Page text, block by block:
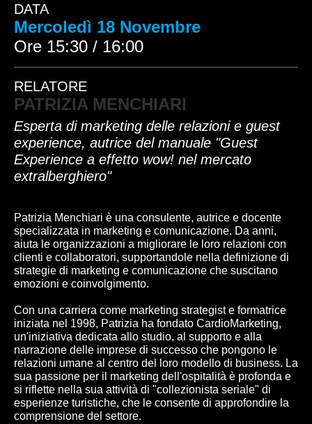
DATA
Mercoledì 18 Novembre
Ore 15:30 / 16:00
RELATORE
PATRIZIA MENCHIARI
Esperta di marketing delle relazioni e guest
experience, autrice del manuale "Guest
Experience a effetto wow! nel mercato
extralberghiero"
Patrizia Menchiari è una consulente, autrice e docente
specializzata in marketing e comunicazione. Da anni,
aiuta le organizzazioni a migliorare le loro relazioni con
clienti e collaboratori, supportandole nella definizione di
strategie di marketing e comunicazione che suscitano
emozioni e coinvolgimento.
Con una carriera come marketing strategist e formatrice
iniziata nel 1998, Patrizia ha fondato CardioMarketing,
un'iniziativa dedicata allo studio, al supporto e alla
narrazione delle imprese di successo che pongono le
relazioni umane al centro del loro modello di business. La
sua passione per il marketing dell'ospitalità è profonda e
si riflette nella sua attività di "collezionista seriale" di
esperienze turistiche, che le consente di approfondire la
comprensione del settore.